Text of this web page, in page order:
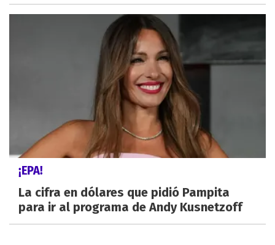
¡EPA!
La cifra en dólares que pidió Pampita
para ir al programa de Andy Kusnetzoff